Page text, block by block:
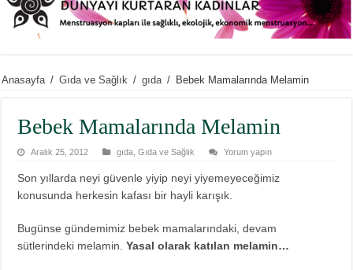
Anasayfa / Gıda ve Sağlık / gıda / Bebek Mamalarında Melamin
Bebek Mamalarında Melamin
Aralık 25, 2012 gıda ,Gıda ve Sağlık Yorum yapın
Son yıllarda neyi güvenle yiyip neyi yiyemeyeceğimiz
konusunda herkesin kafası bir hayli karışık.
Bugünse gündemimiz bebek mamalarındaki, devam
sütlerindeki melamin.Yasal olarak katılan melamin…